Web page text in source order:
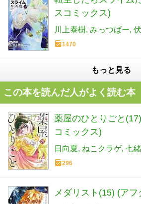
スコミックス)
川上泰樹 みっつばー
1470
もっと見る
この本を読んだ人がよく読む本
薬屋のひとりごと
コミックス)
日向夏 ねこクラゲ 七
296
メダリスト(15) (アフ